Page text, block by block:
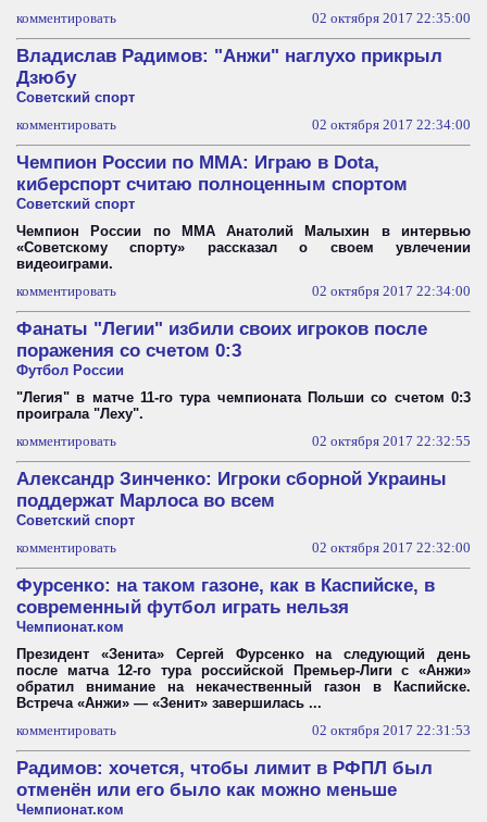
комментировать
02 октября 2017 22:35:00
Владислав Радимов: "Анжи" наглухо прикрыл
Дзюбу
Советский спорт
комментировать
02 октября 2017 22:34:00
Чемпион России по ММА: Играю в Dota,
киберспорт считаю полноценным спортом
Советский спорт
Чемпион России по ММА Анатолий Малыхин в интервью
«Советскому спорту» рассказал о своем увлечении
видеоиграми.
комментировать
02 октября 2017 22:34:00
Фанаты "Легии" избили своих игроков после
поражения со счетом 0:3
Футбол России
"Легия" в матче 11-го тура чемпионата Польши со счетом 0:3
проиграла "Леху".
комментировать
02 октября 2017 22:32:55
Александр Зинченко: Игроки сборной Украины
поддержат Марлоса во всем
Советский спорт
комментировать
02 октября 2017 22:32:00
Фурсенко: на таком газоне, как в Каспийске, в
современный футбол играть нельзя
Чемпионат.ком
Президент «Зенита» Сергей Фурсенко на следующий день
после матча 12-го тура российской Премьер-Лиги с «Анжи»
обратил внимание на некачественный газон в Каспийске.
Встреча «Анжи» — «Зенит» завершилась ...
комментировать
02 октября 2017 22:31:53
Радимов: хочется, чтобы лимит в РФПЛ был
отменён или его было как можно меньше
Чемпионат.ком